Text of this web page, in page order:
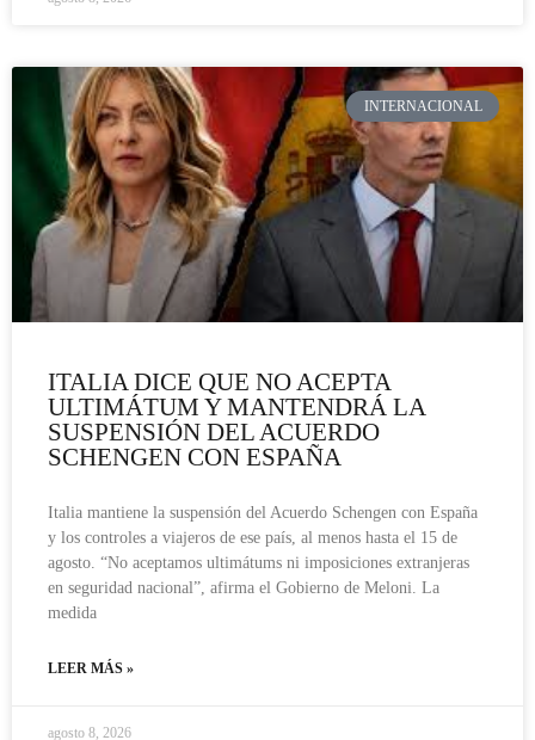
INTERNACIONAL
ITALIA DICE QUE NO ACEPTA
ULTIMÁTUM Y MANTENDRÁ LA
SUSPENSIÓN DEL ACUERDO
SCHENGEN CON ESPAÑA
Italia mantiene la suspensión del Acuerdo Schengen con España
y los controles a viajeros de ese país, al menos hasta el 15 de
agosto. “No aceptamos ultimátums ni imposiciones extranjeras
en seguridad nacional”, afirma el Gobierno de Meloni. La
medida
LEER MÁS »
agosto 8, 2026